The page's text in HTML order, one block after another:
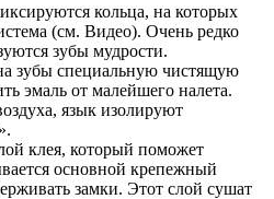
кольца, на которых
(см. Видео). Очень редко
зубы мудрости.
зубы специальную чистящую
эмаль от малейшего налета.
язык изолируют
клея, который поможет
основной крепежный
замки. Этот слой сушат